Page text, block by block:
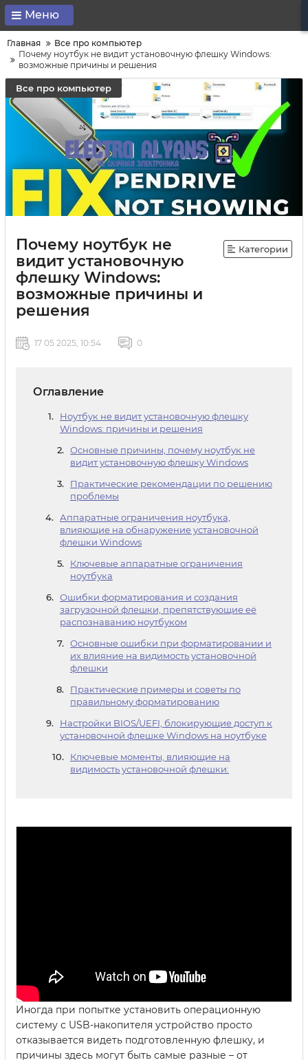
Меню
Главная
Все про компьютер
Почему ноутбук не видит установочную флешку Windows:
возможные причины и решения
Все про компьютер
Почему ноутбук не
видит установочную
флешку Windows:
возможные причины и
решения
Категории
17 05 2025, 10:54 0
Оглавление
Ноутбук не видит установочную флешку
Windows: причины и решения
Основные причины, почему ноутбук не
видит установочную флешку Windows
Практические рекомендации по решению
проблемы
Аппаратные ограничения ноутбука,
влияющие на обнаружение установочной
флешки Windows
Ключевые аппаратные ограничения
ноутбука
Ошибки форматирования и создания
загрузочной флешки, препятствующие её
распознаванию ноутбуком
Основные ошибки при форматировании и
их влияние на видимость установочной
флешки
Практические примеры и советы по
правильному форматированию
Настройки BIOS/UEFI, блокирующие доступ к
установочной флешке Windows на ноутбуке
Ключевые моменты, влияющие на
видимость установочной флешки:
Иногда при попытке установить операционную
систему с USB-накопителя устройство просто
отказывается видеть подготовленную флешку, и
причины здесь могут быть самые разные – от